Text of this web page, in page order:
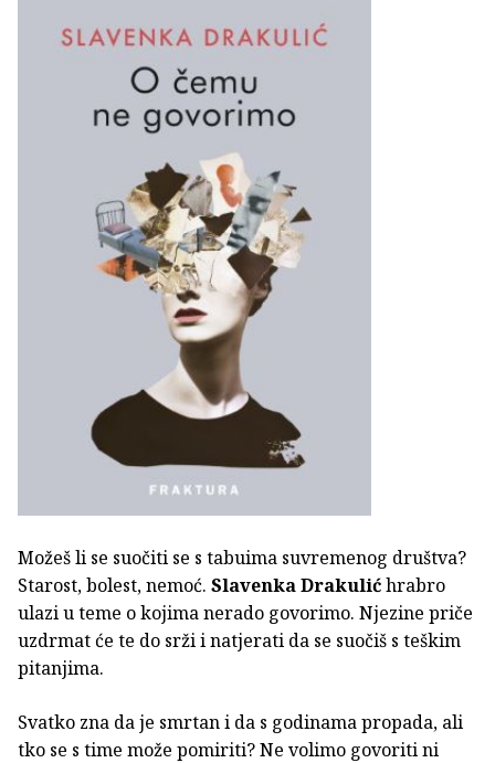
Možeš li se suočiti se s tabuima suvremenog društva?
Starost, bolest, nemoć. Slavenka Drakulićhrabro
ulazi u teme o kojima nerado govorimo. Njezine priče
uzdrmat će te do srži i natjerati da se suočiš s teškim
pitanjima.
Svatko zna da je smrtan i da s godinama propada, ali
tko se s time može pomiriti? Ne volimo govoriti ni